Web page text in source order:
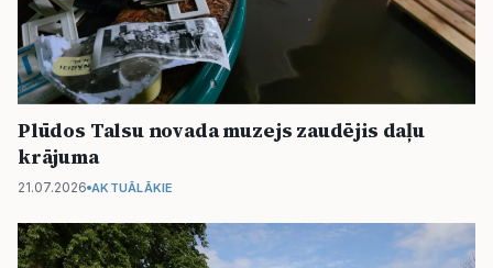
Plūdos Talsu novada muzejs zaudējis daļu
krājuma
21.07.2026 AKTUĀLĀKIE